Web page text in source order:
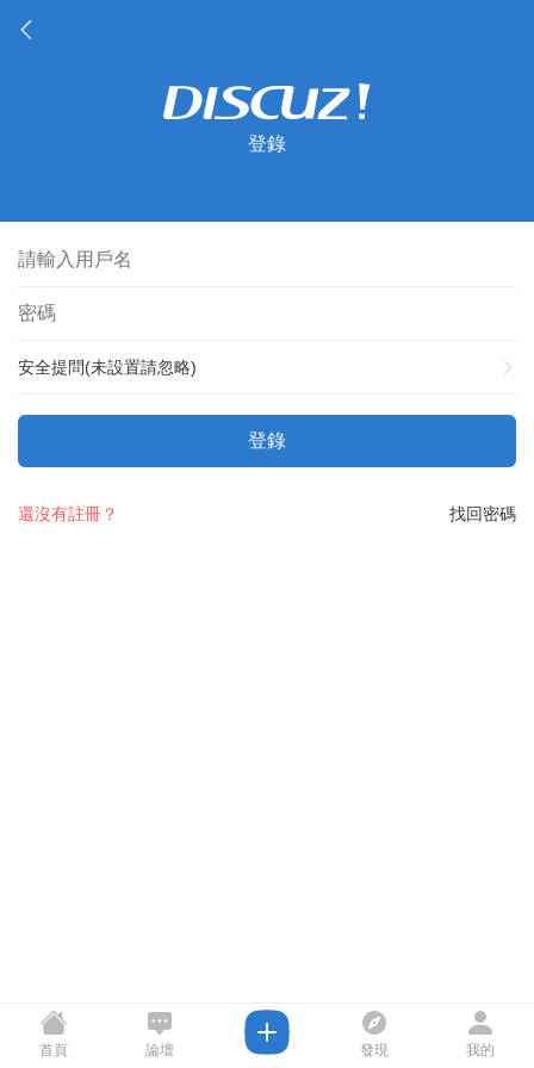
登錄
安全提問(未設置請忽略)
登錄
找回密碼
還沒有註冊？
首頁 論壇 發現 我的